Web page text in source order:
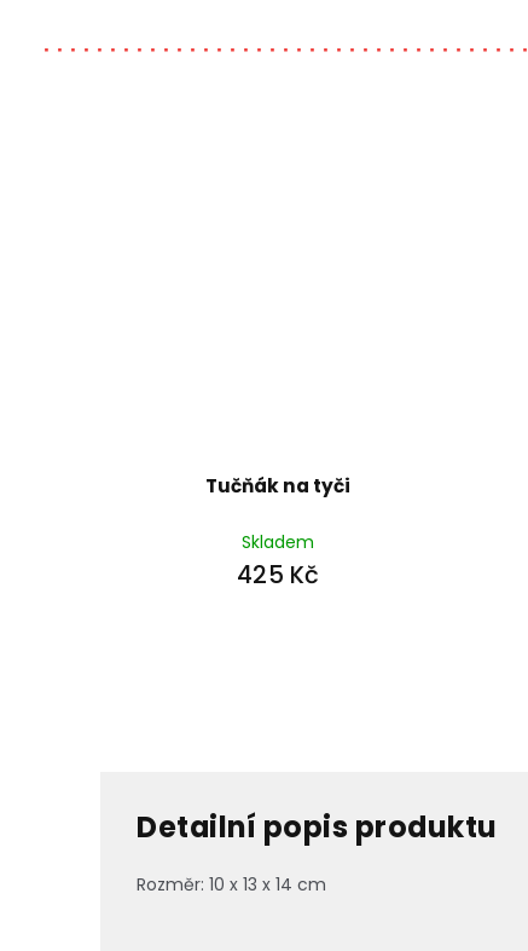
Tučňák na tyči
Skladem
425 Kč
Detailní popis produktu
Rozměr: 10 x 13 x 14 cm